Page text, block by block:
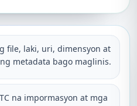
file, laki, uri, dimensyon at
metadata bago maglinis.
na impormasyon at mga